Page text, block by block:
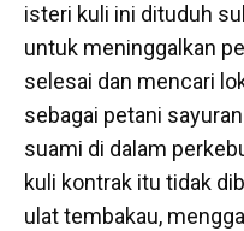
isteri kuli ini dituduh
untuk meninggalkan
selesai dan mencari
sebagai petani
suami di dalam
kuli kontrak itu tidak
ulat tembakau,